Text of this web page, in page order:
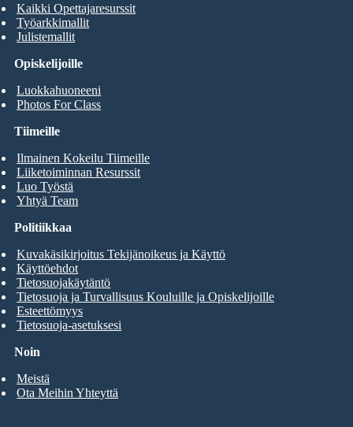
Opiskelijoille
Luokkahuoneeni
Photos For Class
Kaikki Opettajaresurssit
Työarkkimallit
Julistemallit
Tiimeille
Ilmainen Kokeilu Tiimeille
Liiketoiminnan Resurssit
Luo Työstä
Yhtyä Team
Noin
Meistä
Ota Meihin Yhteyttä
Politiikkaa
Kuvakäsikirjoitus Tekijänoikeus ja Käyttö
Käyttöehdot
Tietosuojakäytäntö
Tietosuoja ja Turvallisuus Kouluille ja Opiskelijoille
Esteettömyys
Tietosuoja-asetuksesi